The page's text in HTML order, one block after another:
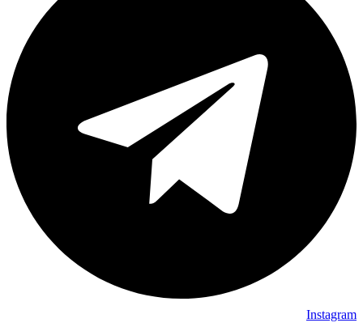
Instagram